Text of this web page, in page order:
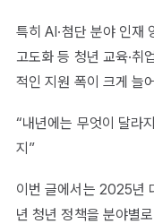
특히 AI·첨단 분야 인재
고도화 등 청년 교육·취
적인 지원 폭이 크게 늘
“내년에는 무엇이 달라
지”
이번 글에서는 2025년
년 청년 정책을 분야별